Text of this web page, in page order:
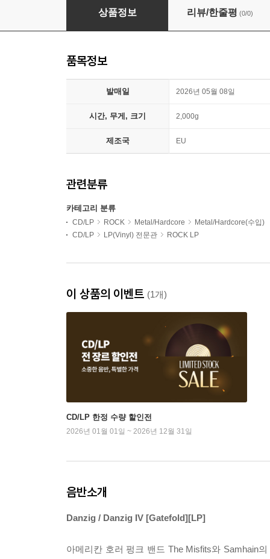
Danzig (댄지그) - 4집 Danzig IV [LP]
상품정보 리뷰/한줄평 (0/0)
품목정보
발매일 2026년 05월 08일
시간, 무게, 크기 2,000g
제조국 EU
관련분류
카테고리 분류
CD/LP ROCK Metal/Hardcore
Metal/Hardcore(수입)
CD/LP
LP(Vinyl) 전문관 ROCK LP
이 상품의 이벤트 (1개)
CD/LP 한정 수량 할인전
2026년 01월 01일 ~ 2026년 12월 31일
음반소개
Danzig / Danzig IV [Gatefold][LP]
아메리칸 호러 펑크 밴드 The Misfits와 Samhain